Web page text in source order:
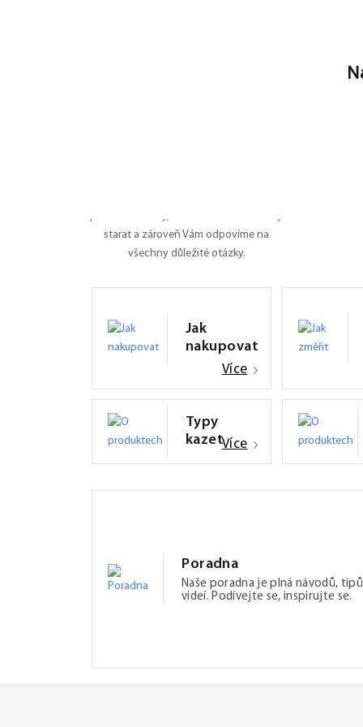
pro Vás manuály, naučíme Vás se o rolety
starat a zároveň Vám odpovíme na
všechny důležité otázky.
Jak
nakupovat
Více
Typy
kazetVíce
Poradna
Naše poradna je plná návodů,
videí. Podívejte se, inspirujte se.